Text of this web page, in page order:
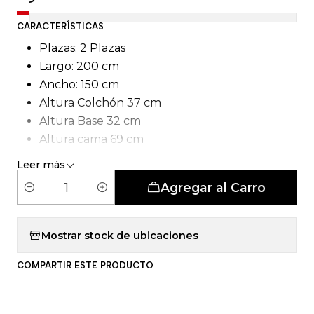
CARACTERÍSTICAS
Plazas: 2 Plazas
Largo: 200 cm
Ancho: 150 cm
Altura Colchón 37 cm
Altura Base 32 cm
Altura cama 69 cm
Tipo de Carcasa: Pocket 5 Zonas
Leer más
t
i
Agregar al Carro
Mostrar stock de ubicaciones
COMPARTIR ESTE PRODUCTO